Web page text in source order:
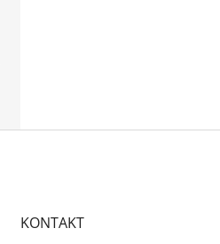
KONTAKT